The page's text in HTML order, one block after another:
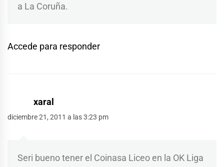
a La Coruña.
Accede para responder
xaral
diciembre 21, 2011 a las 3:23 pm
Seri bueno tener el Coinasa Liceo en la OK Liga